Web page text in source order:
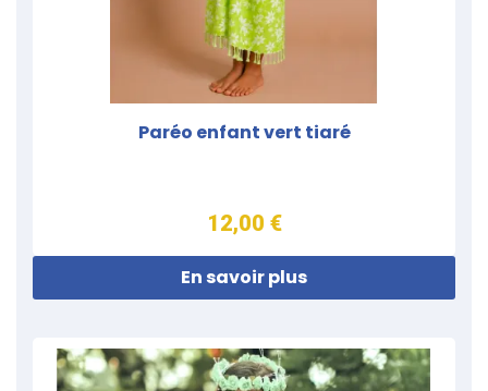
Paréo enfant vert tiaré
12,00 €
En savoir plus